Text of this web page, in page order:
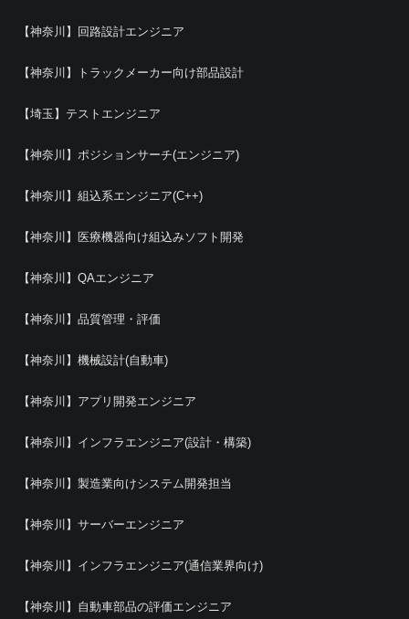
【神奈川】回路設計エンジニア
【神奈川】トラックメーカー向け部品設計
【埼玉】テストエンジニア
【神奈川】ポジションサーチ(エンジニア)
【神奈川】組込系エンジニア(C++)
【神奈川】医療機器向け組込みソフト開発
【神奈川】QAエンジニア
【神奈川】品質管理・評価
【神奈川】機械設計(自動車)
【神奈川】アプリ開発エンジニア
【神奈川】インフラエンジニア(設計・構築)
【神奈川】製造業向けシステム開発担当
【神奈川】サーバーエンジニア
【神奈川】インフラエンジニア(通信業界向け)
【神奈川】自動車部品の評価エンジニア